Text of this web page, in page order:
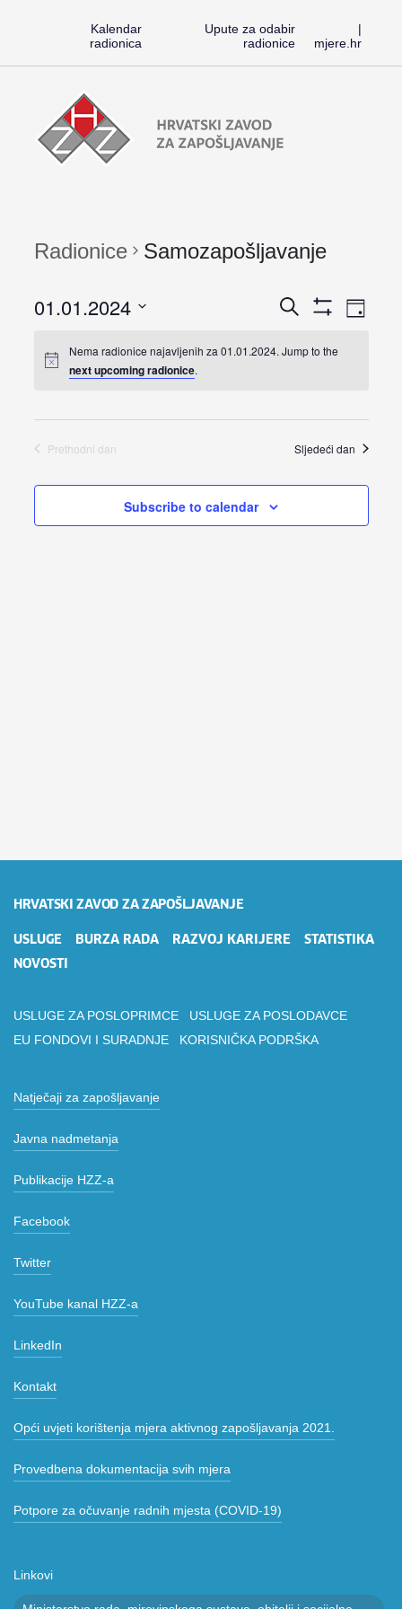
Kalendar
radionica
Upute za odabir
radionice
|
mjere.hr
Preskoči
na
sadržaj
Radionice
HZZ-
Radionice Samozapošljavanje
Search
Views
Search
PokažiDan
01.01.2024
datum.
Nema radionice najavljenih za 01.01.2024. Jump to the
next upcoming radionice.
Prethodni dan Sljedeći dan
Subscribe to calendar
HRVATSKI ZAVOD ZA ZAPOŠLJAVANJE
USLUGE BURZA RADA RAZVOJ KARIJERE
STATISTIKA
NOVOSTI
USLUGE ZA POSLOPRIMCE
USLUGE ZA POSLODAVCE
EU FONDOVI I SURADNJE
KORISNIČKA PODRŠKA
Natječaji za zapošljavanje
Javna nadmetanja
Publikacije HZZ-a
Facebook
Twitter
YouTube kanal HZZ-a
LinkedIn
Kontakt
Opći uvjeti korištenja mjera aktivnog zapošljavanja 2021.
Provedbena dokumentacija svih mjera
Potpore za očuvanje radnih mjesta (COVID-19)
Linkovi